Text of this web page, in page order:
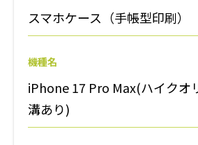
スマホケース（手帳型印刷）
機種名
iPhone 17 Pro Max(ハイクオ
溝あり)